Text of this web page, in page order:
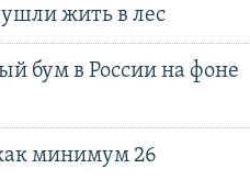
жить в лес
бум в России на фоне
минимум 26